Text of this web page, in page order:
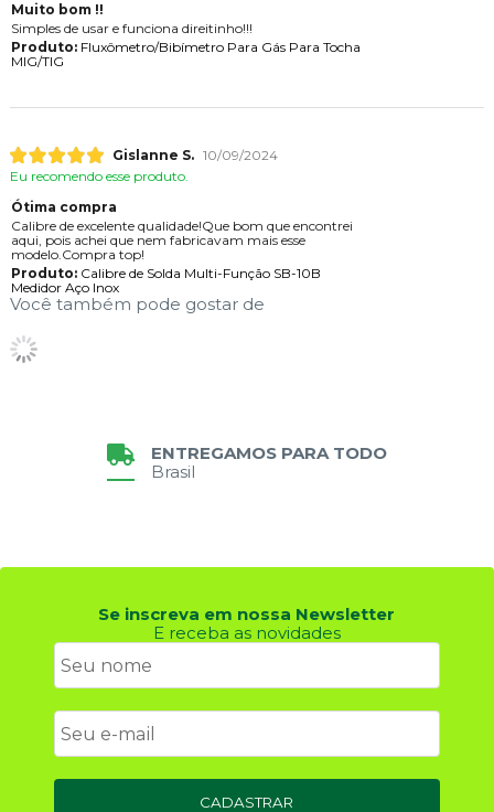
Muito bom !!
Simples de usar e funciona direitinho!!!
Produto:Fluxômetro/Bibímetro Para Gás Para Tocha
MIG/TIG
Gislanne S. 10/09/2024
Eu recomendo esse produto.
Ótima compra
Calibre de excelente qualidade!Que bom que encontrei
aqui, pois achei que nem fabricavam mais esse
modelo.Compra top!
Produto:Calibre de Solda Multi-Função SB-10B
Medidor Aço Inox
Você também pode gostar de
ENTREGAMOS PARA TODO
Brasil
Se inscreva em nossa Newsletter
E receba as novidades
CADASTRAR